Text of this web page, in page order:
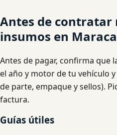
Antes de contratar
insumos en
Antes de pagar, confirma que
el año y motor de tu vehículo
de parte, empaque y sellos).
factura.
Guías útiles